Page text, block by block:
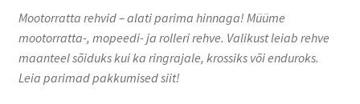
Mootorratta rehvid – alati parima hinnaga! Müüme
mootorratta-, mopeedi- ja rolleri rehve. Valikust leiab rehve
maanteel sõiduks kui ka ringrajale, krossiks või enduroks.
Leia parimad pakkumised siit!